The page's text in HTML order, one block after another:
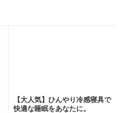
【大人気】ひんやり冷感寝具で
快適な睡眠をあなたに。